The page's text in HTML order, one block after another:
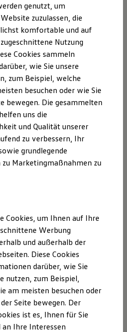
Garantien
für Nutzfahrzeuge
& Inspektion
anfragen
bei Volkswagen Nutzfahrzeuge
Service
& Apps
für Ihren ID. Buzz
für Ihren Transporter/Caravelle
für Ihren Amarok
für andere Modelle
Data
Updates
und Sicherheitssysteme
und Ölverdünnung
LED-Scheinwerfer zum
Style sind auch die
verfügbar. Als besonderes
Style, Amarok
und das Sondermodell
LED-Matrix-
Leuchtweitenregulierung.
Matrix-Scheinwerfer
Cargobox
genutzt, um
zuzulassen, die
komfortable und auf
Nutzung
Cookies sammeln
wie Sie unsere
zum Beispiel, welche
besuchen oder wie Sie
bewegen. Die gesammelten
uns die
und Qualität unserer
zu verbessern, Ihr
grundlegende
zu Marketingmaßnahmen zu
Cookies, um Ihnen auf Ihre
Werbung
und außerhalb der
Diese Cookies
darüber, wie Sie
nutzen, zum Beispiel,
am meisten besuchen oder
Seite bewegen. Der
ist es, Ihnen für Sie
Ihre Interessen